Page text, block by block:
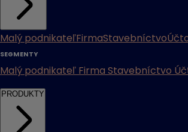
Malý podnikateľFirmaStavebníctvo
SEGMENTY
Malý podnikateľ Firma Stavebníctvo
PRODUKTY